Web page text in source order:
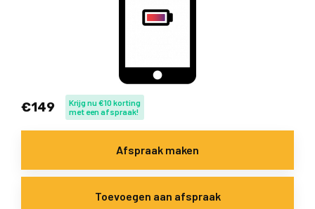
€149
Krijg nu €10 korting
met een afspraak!
Afspraak maken
Toevoegen aan afspraak